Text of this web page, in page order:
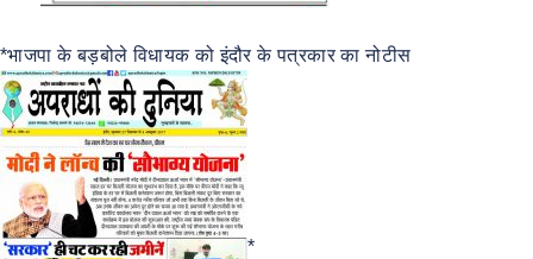
*भाजपा के बड़बोले विधायक को इंदौर के पत्रकार का नोटीस
*